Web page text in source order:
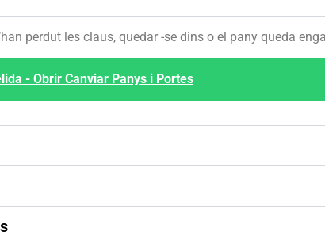
perdut les claus, quedar -se dins o el pany queda
- Obrir Canviar Panys i Portes